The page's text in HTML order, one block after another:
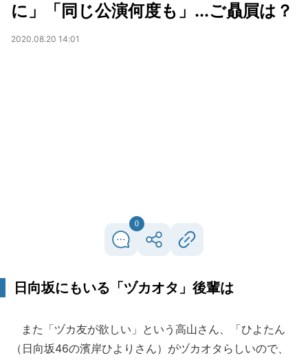
に」「同じ公演何度も」...ご贔屓は？
2020.08.20 14:01
0
日向坂にもいる「ヅカオタ」後輩は
また「ヅカ友が欲しい」という高山さん、「ひよたん
（日向坂46の濱岸ひよりさん）がヅカオタらしいので、